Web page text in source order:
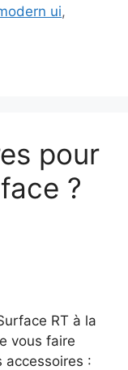
ui,
pour
?
RT à la
vous faire
accessoires :